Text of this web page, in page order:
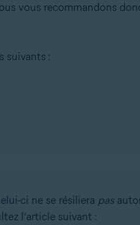
vous recommandons
suivants :
ci ne se résiliera pas
l’article suivant :